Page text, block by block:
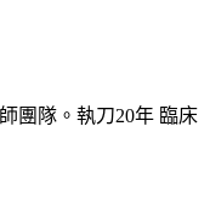
團隊。執刀20年 臨床